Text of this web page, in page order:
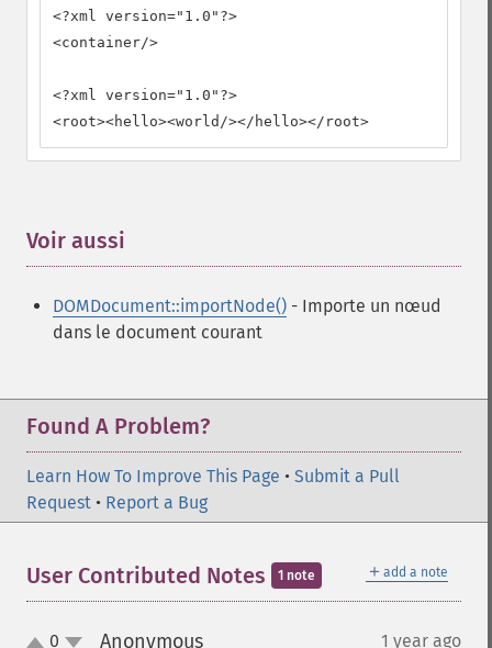
<?xml version="1.0"?>
<container/>
<?xml version="1.0"?>
<root><hello><world/></hello></root>
Voir aussi
DOMDocument::importNode() - Importe un nœud
dans le document courant
Found A Problem?
Learn How To Improve This Page • Submit a Pull
Request • Report a Bug
＋ add a note
User Contributed Notes 1 note
0 Anonymous¶ 1 year ago